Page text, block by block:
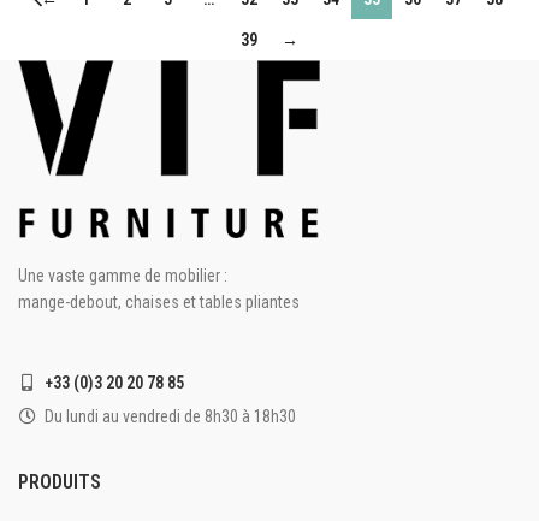
39 →
Une vaste gamme de mobilier :
mange-debout, chaises et tables pliantes
+33 (0)3 20 20 78 85
Du lundi au vendredi de 8h30 à 18h30
PRODUITS